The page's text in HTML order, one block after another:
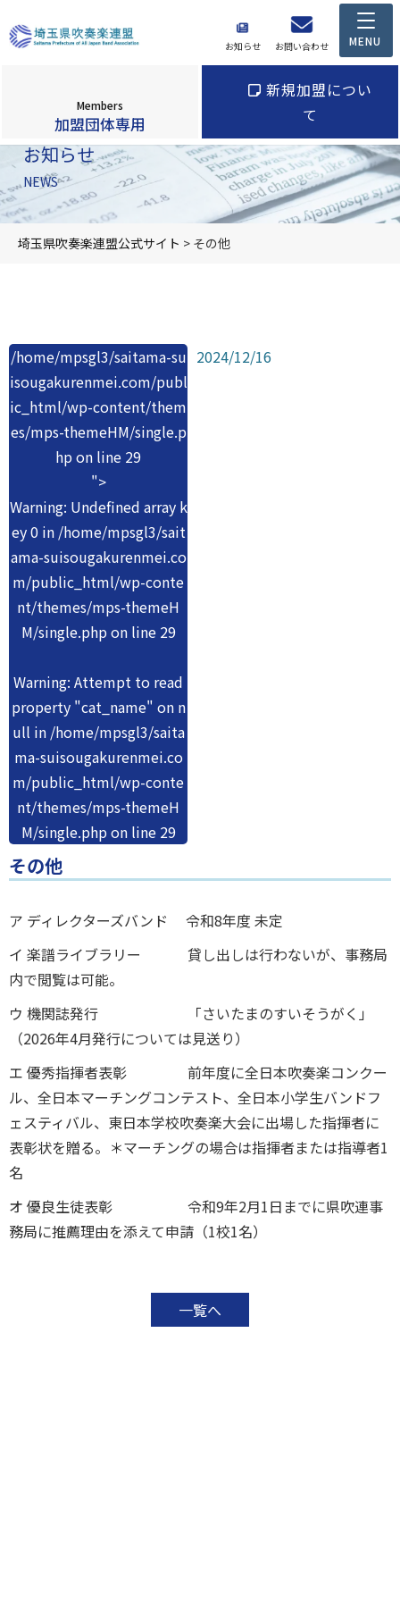
お知らせ お問い合わせ
Members
加盟団体専用
新規加盟につい
て
お知らせ
NEWS
埼玉県吹奏楽連盟公式サイト > その他
/home/mpsgl3/saitama-su
isougakurenmei.com/publ
ic_html/wp-content/them
es/mps-themeHM/single.p
hp on line 29
">
Warning: Undefined array k
ey 0 in /home/mpsgl3/sait
ama-suisougakurenmei.co
m/public_html/wp-conte
nt/themes/mps-themeH
M/single.phpon line 29
Warning: Attempt to read
property "cat_name" on n
ull in /home/mpsgl3/saita
ma-suisougakurenmei.co
m/public_html/wp-conte
nt/themes/mps-themeH
M/single.phpon line 29
2024/12/16
その他
ア ディレクターズバンド 令和8年度 未定
イ 楽譜ライブラリー 貸し出しは行わないが、事務局
内で閲覧は可能。
ウ 機関誌発行 「さいたまのすいそうがく」
（2026年4月発行については見送り）
エ 優秀指揮者表彰 前年度に全日本吹奏楽コンクー
ル、全日本マーチングコンテスト、全日本小学生バンドフ
ェスティバル、東日本学校吹奏楽大会に出場した指揮者に
表彰状を贈る。＊マーチングの場合は指揮者または指導者1
名
オ 優良生徒表彰 令和9年2月1日までに県吹連事
務局に推薦理由を添えて申請（1校1名）
一覧へ